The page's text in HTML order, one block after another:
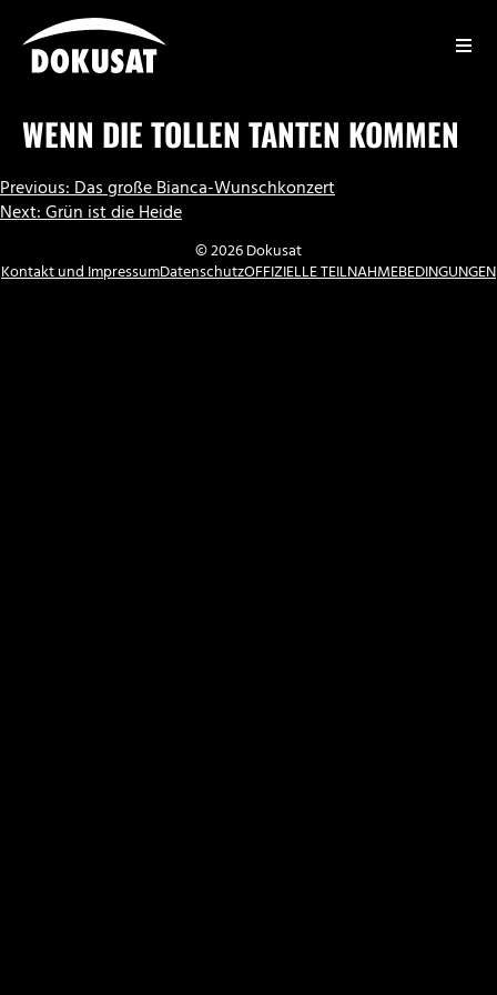
Inhalt
springen
WENN DIE TOLLEN TANTEN KOMMEN
BEITRAGSNAVIGATION
Previous:Das große Bianca-Wunschkonzert
Next:Grün ist die Heide
© 2026 Dokusat
Kontakt und ImpressumDatenschutzOFFIZIELLE TEILNAHMEBEDINGUNGEN